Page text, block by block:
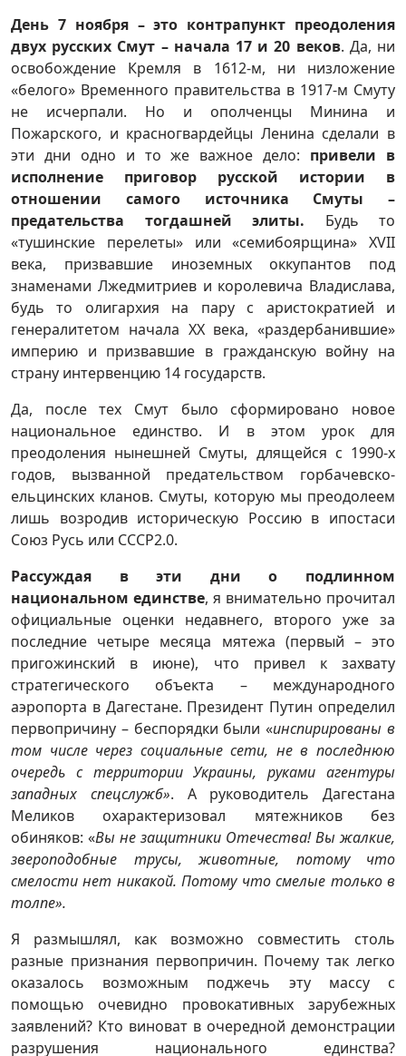
День 7 ноября – это контрапункт преодоления
двух русских Смут – начала 17 и 20 веков. Да, ни
освобождение Кремля в 1612-м, ни низложение
«белого» Временного правительства в 1917-м Смуту
не исчерпали. Но и ополченцы Минина и
Пожарского, и красногвардейцы Ленина сделали в
эти дни одно и то же важное дело: привели в
исполнение приговор русской истории в
отношении самого источника Смуты –
предательства тогдашней элиты. Будь то
«тушинские перелеты» или «семибоярщина» XVII
века, призвавшие иноземных оккупантов под
знаменами Лжедмитриев и королевича Владислава,
будь то олигархия на пару с аристократией и
генералитетом начала ХХ века, «раздербанившие»
империю и призвавшие в гражданскую войну на
страну интервенцию 14 государств.
Да, после тех Смут было сформировано новое
национальное единство. И в этом урок для
преодоления нынешней Смуты, длящейся с 1990-х
годов, вызванной предательством горбачевско-
ельцинских кланов. Смуты, которую мы преодолеем
лишь возродив историческую Россию в ипостаси
Союз Русь или СССР2.0.
Рассуждая в эти дни о подлинном
национальном единстве, я внимательно прочитал
официальные оценки недавнего, второго уже за
последние четыре месяца мятежа (первый – это
пригожинский в июне), что привел к захвату
стратегического объекта – международного
аэропорта в Дагестане. Президент Путин определил
первопричину – беспорядки были «инспирированы в
том числе через социальные сети, не в последнюю
очередь с территории Украины, руками агентуры
западных спецслужб». А руководитель Дагестана
Меликов охарактеризовал мятежников без
обиняков: «Вы не защитники Отечества! Вы жалкие,
звероподобные трусы, животные, потому что
смелости нет никакой. Потому что смелые только в
толпе».
Я размышлял, как возможно совместить столь
разные признания первопричин. Почему так легко
оказалось возможным поджечь эту массу с
помощью очевидно провокативных зарубежных
заявлений? Кто виноват в очередной демонстрации
разрушения национального единства?